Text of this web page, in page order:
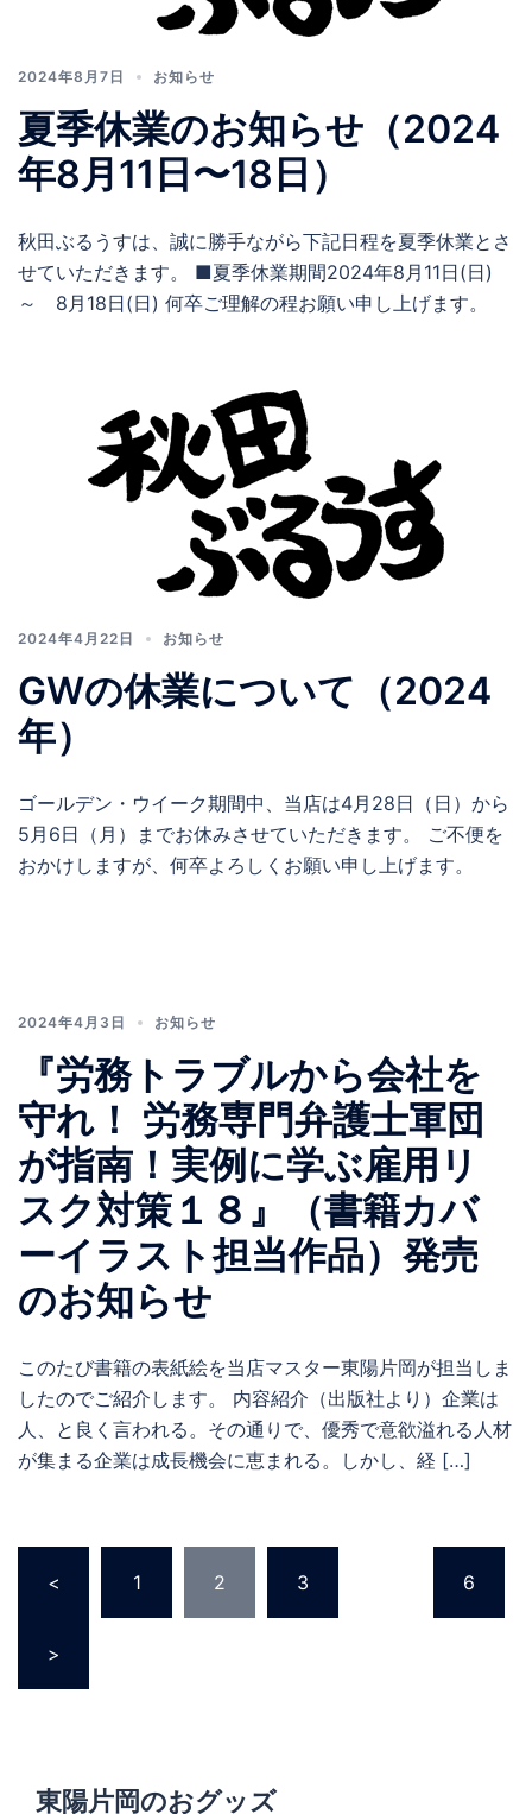
2024年8月7日 お知らせ
夏季休業のお知らせ（2024
年8月11日〜18日）
秋田ぶるうすは、誠に勝手ながら下記日程を夏季休業とさ
せていただきます。 ■夏季休業期間2024年8月11日(日)
～ 8月18日(日) 何卒ご理解の程お願い申し上げます。
2024年4月22日 お知らせ
GWの休業について（2024
年）
ゴールデン・ウイーク期間中、当店は4月28日（日）から
5月6日（月）までお休みさせていただきます。 ご不便を
おかけしますが、何卒よろしくお願い申し上げます。
2024年4月3日 お知らせ
『労務トラブルから会社を
守れ！ 労務専門弁護士軍団
が指南！実例に学ぶ雇用リ
スク対策１８』（書籍カバ
ーイラスト担当作品）発売
のお知らせ
このたび書籍の表紙絵を当店マスター東陽片岡が担当しま
したのでご紹介します。 内容紹介（出版社より）企業は
人、と良く言われる。その通りで、優秀で意欲溢れる人材
が集まる企業は成長機会に恵まれる。しかし、経 […]
ー
り
< 1 2 3 6
>
東陽片岡のおグッズ